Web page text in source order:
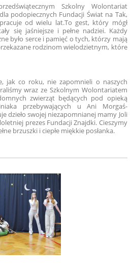
Szkolny Wolontariat
podopiecznych Fundacji Świat na Tak,
od wielu lat.To gest, który mógł
się jaśniejsze i pełne nadziei. Każdy
było serce i pamięć o tych, którzy mają
rodzinom wielodzietnym, które
jak co roku, nie zapomnieli o naszych
wraz ze Szkolnym Wolontariatem
zwierząt będących pod opieką
przebywających u Ani Morgaś-
dzieło swojej niezapomnianej mamy Joli
prezes Fundacji Znajdki. Cieszymy
brzuszki i ciepłe miękkie posłanka.